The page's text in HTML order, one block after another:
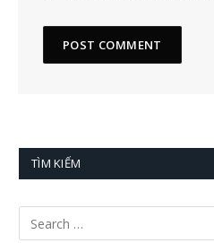
TÌM KIẾM